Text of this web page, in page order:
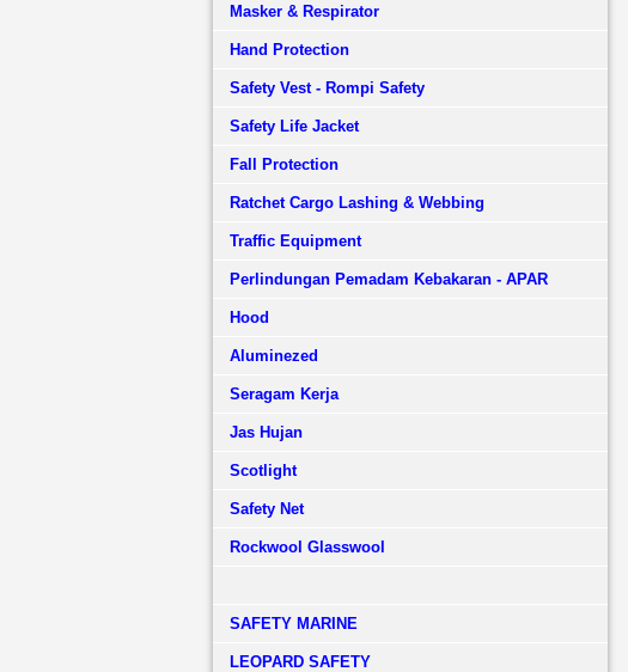
Masker & Respirator
Hand Protection
Safety Vest - Rompi Safety
Safety Life Jacket
Fall Protection
Ratchet Cargo Lashing & Webbing
Traffic Equipment
Perlindungan Pemadam Kebakaran - APAR
Hood
Aluminezed
Seragam Kerja
Jas Hujan
Scotlight
Safety Net
Rockwool Glasswool
SAFETY MARINE
LEOPARD SAFETY